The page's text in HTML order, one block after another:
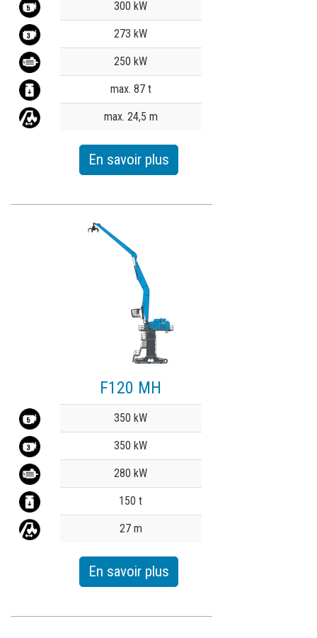
300 kW
273 kW
250 kW
max. 87 t
max. 24,5 m
En savoir plus
F120 MH
350 kW
350 kW
280 kW
150 t
27 m
En savoir plus